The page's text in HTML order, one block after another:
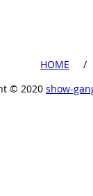
​HOME
​ /
©︎ 2020 show-